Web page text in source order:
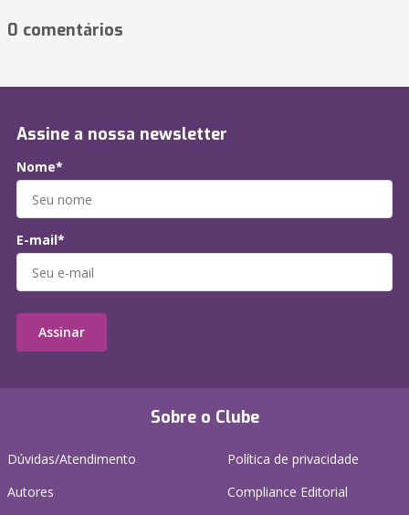
0 comentários
Sobre o Clube
Dúvidas/Atendimento
Autores
Política de privacidade
Compliance Editorial
Assine a nossa newsletter
Nome*
E-mail*
Assinar